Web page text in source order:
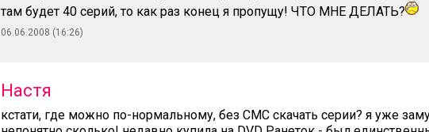
там будет 40 серий, то как раз конец я пропущу! ЧТО МНЕ ДЕЛАТЬ?
06.06.2008 (16:26)
Настя
кстати, где можно по-нормальному, без СМС скачать серии? я уже